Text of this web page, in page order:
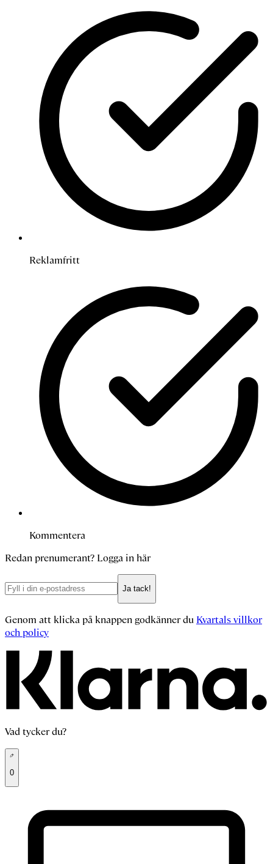
Reklamfritt
Kommentera
Redan prenumerant? Logga in här
Ja tack!
Genom att klicka på knappen godkänner du Kvartals villkor
och policy
Vad tycker du?
0